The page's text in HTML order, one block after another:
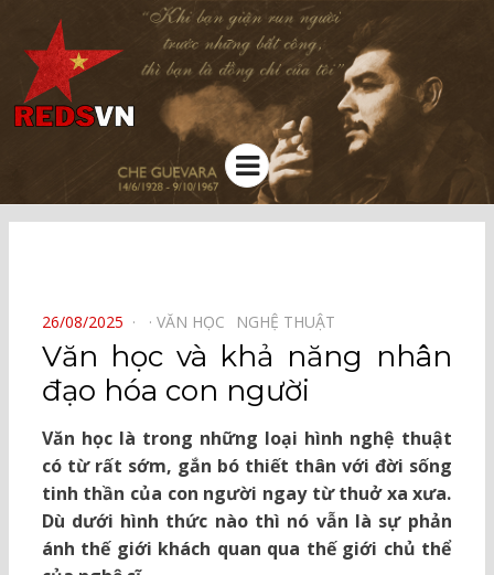
Kênh chia sẻ tri thức cộng đồng
Menu
POSTED
ON
26/08/2025 VĂN HỌC⠀ NGHỆ THUẬT⠀
Văn học và khả năng nhân
đạo hóa con người
Văn học là trong những loại hình nghệ thuật
có từ rất sớm, gắn bó thiết thân với đời sống
tinh thần của con người ngay từ thuở xa xưa.
Dù dưới hình thức nào thì nó vẫn là sự phản
ánh thế giới khách quan qua thế giới chủ thể